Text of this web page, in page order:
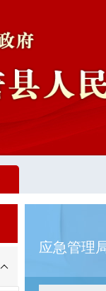
应急管理